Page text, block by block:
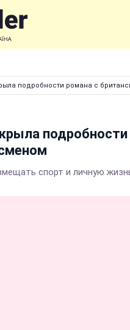
подробности романа с
подробности
спорт и личную